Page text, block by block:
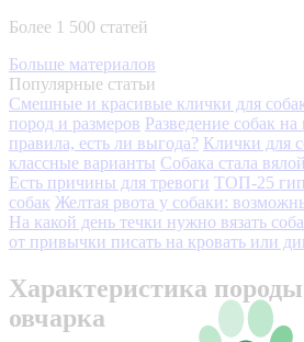
Более 1 500 статей
Больше материалов
Популярные статьи
Смешные и красивые клички для
пород и размеров Разведение собак
правила, есть ли выгода? Клички для
классные варианты Собака стала
Есть причины для тревоги ТОП-25
собак Желтая рвота у собаки:
На какой день течки нужно вязать
от привычки писать на кровать или
Характеристика
овчарка